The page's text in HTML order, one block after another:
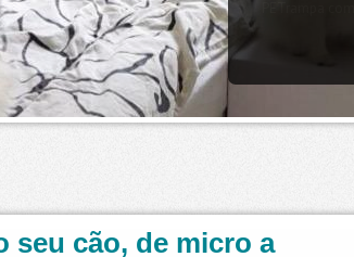
PETrampa
seu cão, de micro a